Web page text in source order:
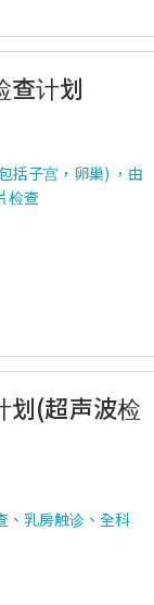
查计划
括子宫，卵巢) ，由
检查
划(超声波检
、乳房触诊、全科